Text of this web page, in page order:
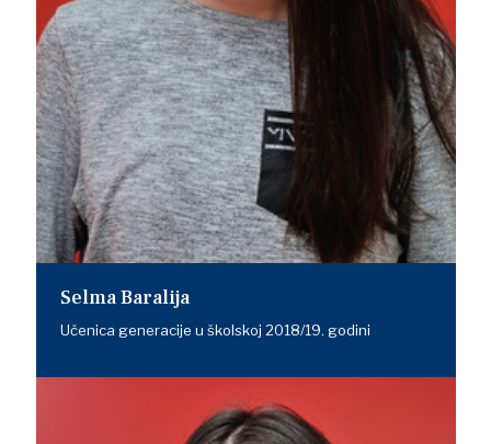
Selma Baralija
Učenica generacije u školskoj 2018/19. godini